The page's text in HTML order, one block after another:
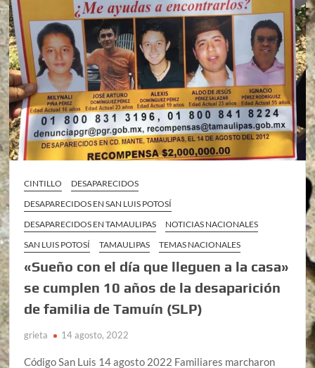
CINTILLO
DESAPARECIDOS
DESAPARECIDOS EN SAN LUIS POTOSÍ
DESAPARECIDOS EN TAMAULIPAS
NOTICIAS NACIONALES
SAN LUIS POTOSÍ
TAMAULIPAS TEMAS NACIONALES
«Sueño con el día que lleguen a la casa»
se cumplen 10 años de la desaparición
de familia de Tamuín (SLP)
grieta 14 agosto, 2022
Código San Luis 14 agosto 2022 Familiares marcharon